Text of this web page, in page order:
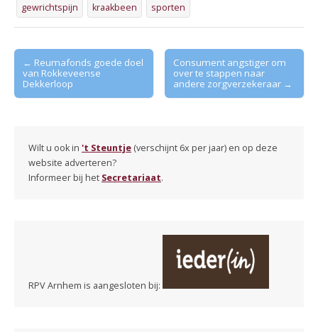
gewrichtspijn
kraakbeen sporten
Post
navigation
← Reumafonds goede doel
van Rokkeveense
Dekkerloop
Consument angstiger om
over te stappen naar
andere zorgverzekeraar →
Wilt u ook in 't Steuntje (verschijnt 6x per jaar) en op deze
website adverteren?
Informeer bij het Secretariaat.
RPV Arnhem is aangesloten bij: